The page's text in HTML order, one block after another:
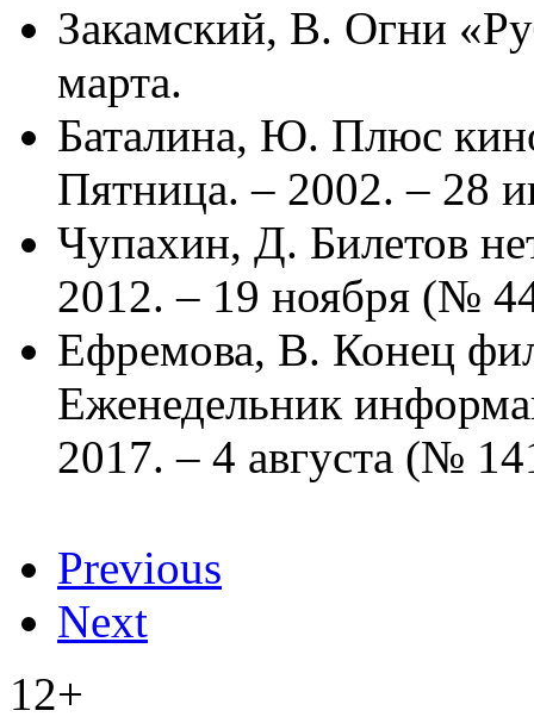
Закамский, В. Огни
марта.
Баталина, Ю. Плюс
Пятница. – 2002. – 28
Чупахин, Д. Билетов
2012. – 19 ноября (№
Ефремова, В. Конец
Еженедельник
2017. – 4 августа (№
Previous
Next
12+